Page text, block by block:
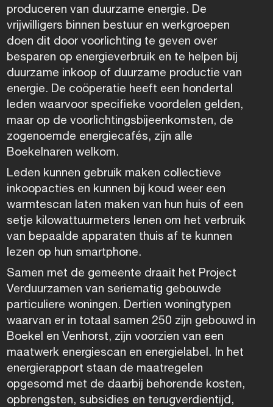
produceren van duurzame energie. De
vrijwilligers binnen bestuur en werkgroepen
doen dit door voorlichting te geven over
besparen op energieverbruik en te helpen bij
duurzame inkoop of duurzame productie van
energie. De coöperatie heeft een hondertal
leden waarvoor specifieke voordelen gelden,
maar op de voorlichtingsbijeenkomsten, de
zogenoemde energiecafés, zijn alle
Boekelnaren welkom.
Leden kunnen gebruik maken collectieve
inkoopacties en kunnen bij koud weer een
warmtescan laten maken van hun huis of een
setje kilowattuurmeters lenen om het verbruik
van bepaalde apparaten thuis af te kunnen
lezen op hun smartphone.
Samen met de gemeente draait het Project
Verduurzamen van seriematig gebouwde
particuliere woningen. Dertien woningtypen
waarvan er in totaal samen 250 zijn gebouwd in
Boekel en Venhorst, zijn voorzien van een
maatwerk energiescan en energielabel. In het
energierapport staan de maatregelen
opgesomd met de daarbij behorende kosten,
opbrengsten, subsidies en terugverdientijd,